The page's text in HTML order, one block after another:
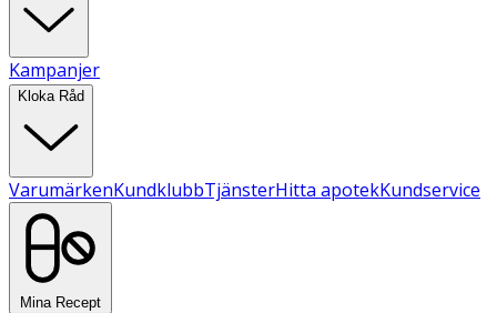
Kampanjer
Kloka Råd
VarumärkenKundklubbTjänsterHitta apotekKundservice
Mina Recept